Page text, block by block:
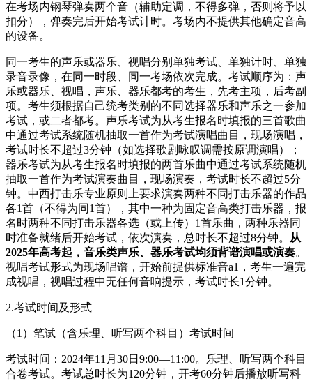
在考场内钢琴弹奏两个音（辅助定调，不得多弹，否则将予以
扣分），弹奏完后开始考试计时。考场内不提供其他确定音高
的设备。
同一考生的声乐或器乐、视唱分别单独考试、单独计时、单独
录音录像，在同一时段、同一考场依次完成。考试顺序为：声
乐或器乐、视唱，声乐、器乐都考的考生，先考主项，后考副
项。考生须根据自己统考类别的不同选择器乐和声乐之一参加
考试，或二者都考。声乐考试为从考生报名时填报的三首歌曲
中通过考试系统随机抽取一首作为考试演唱曲目，现场演唱，
考试时长不超过3分钟（如选择歌剧咏叹调需按原调演唱）；
器乐考试为从考生报名时填报的两首乐曲中通过考试系统随机
抽取一首作为考试演奏曲目，现场演奏，考试时长不超过5分
钟。中西打击乐专业原则上要求演奏两种不同打击乐器的作品
各1首（不得为同1首），其中一种为固定音高类打击乐器，报
名时两种不同打击乐器各选（或上传）1首乐曲，两种乐器同
时准备就绪后开始考试，依次演奏，总时长不超过8分钟。
从
2025年高考起，音乐类声乐、器乐考试均须背谱演唱或演奏。
视唱考试形式为现场唱谱，开始前提供标准音a1，考生一遍完
成视唱，视唱过程中无任何音响提示，考试时长1分钟。
2.考试时间及形式
（1）笔试（含乐理、听写两个科目）考试时间
考试时间：2024年11月30日9:00—11:00。乐理、听写两个科目
合卷考试。考试总时长为120分钟，开考60分钟后播放听写科